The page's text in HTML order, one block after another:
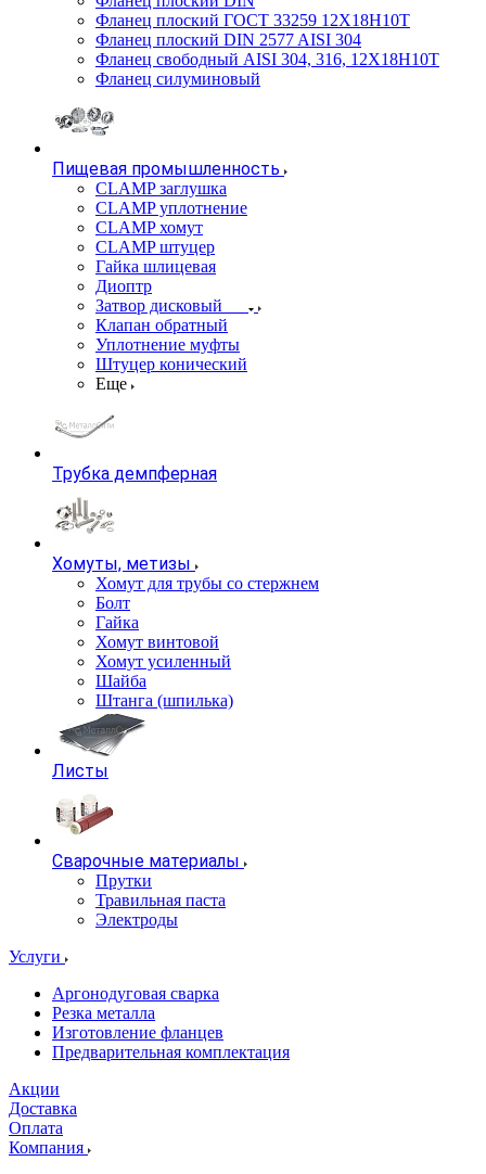
Фланец плоский ГОСТ 33259 12Х18Н10Т
Фланец плоский DIN 2577 AISI 304
Фланец свободный AISI 304, 316, 12Х18Н10Т
Фланец силуминовый
Пищевая промышленность
CLAMP заглушка
CLAMP уплотнение
CLAMP хомут
CLAMP штуцер
Гайка шлицевая
Диоптр
Затвор дисковый
Клапан обратный
Уплотнение муфты
Штуцер конический
Еще
Трубка демпферная
Хомуты, метизы
Хомут для трубы со стержнем
Болт
Гайка
Хомут винтовой
Хомут усиленный
Шайба
Штанга (шпилька)
Листы
Сварочные материалы
Прутки
Травильная паста
Электроды
Услуги
Аргонодуговая сварка
Резка металла
Изготовление фланцев
Предварительная комплектация
Акции
Доставка
Оплата
Компания